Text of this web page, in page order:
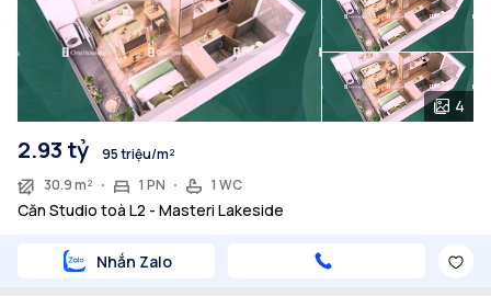
4
2.93 tỷ
95 triệu/m²
30.9 m²
1 PN 1 WC
Căn Studio toà L2 - Masteri Lakeside
Nhắn Zalo